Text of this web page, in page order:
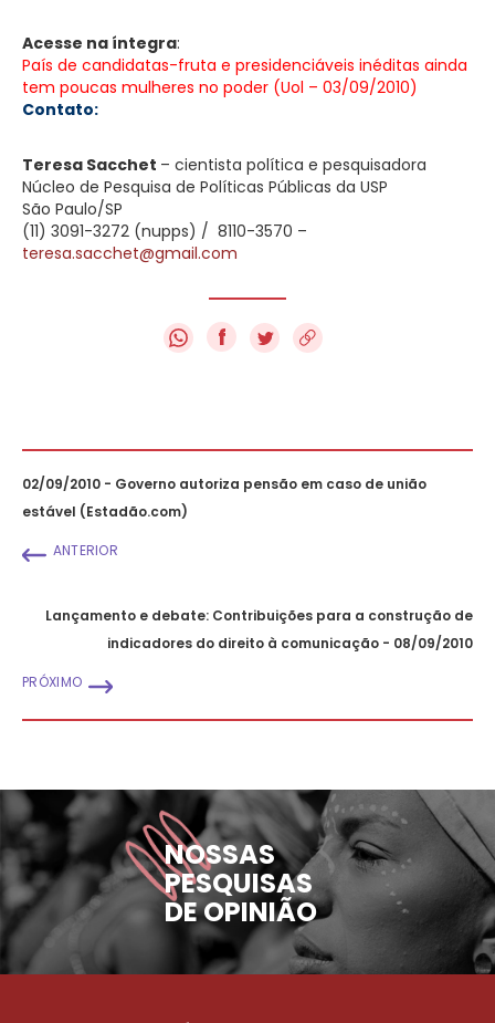
Acesse na íntegra:
País de candidatas-fruta e presidenciáveis inéditas ainda
tem poucas mulheres no poder (Uol – 03/09/2010)
Contato:
Teresa Sacchet – cientista política e pesquisadora
Núcleo de Pesquisa de Políticas Públicas da USP
São Paulo/SP
(11) 3091-3272 (nupps) / 8110-3570 –
teresa.sacchet@gmail.com
f
02/09/2010 - Governo autoriza pensão em caso de união
estável (Estadão.com)
ANTERIOR
Lançamento e debate: Contribuições para a construção de
indicadores do direito à comunicação - 08/09/2010
PRÓXIMO
NOSSAS
PESQUISAS
DE OPINIÃO